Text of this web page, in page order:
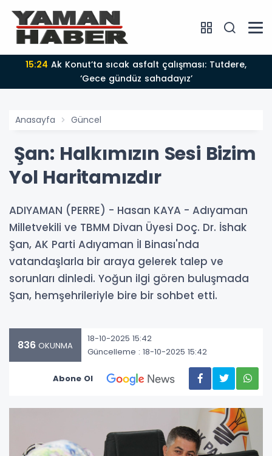
15:24
‘Gece gündüz sahadayız’
Anasayfa Güncel
Şan: Halkımızın Sesi Bizim
Yol Haritamızdır
ADIYAMAN (PERRE) - Hasan KAYA - Adıyaman
Milletvekili ve TBMM Divan Üyesi Doç. Dr. İshak
Şan, AK Parti Adıyaman İl Binası'nda
vatandaşlarla bir araya gelerek talep ve
sorunları dinledi. Yoğun ilgi gören buluşmada
Şan, hemşehrileriyle bire bir sohbet etti.
836 OKUNMA
18-10-2025 15:42
Güncelleme : 18-10-2025 15:42
Abone Ol